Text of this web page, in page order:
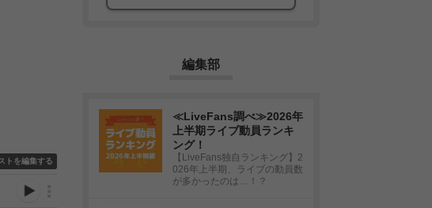
トを編集する
編集部
≪LiveFans調べ≫2026年
上半期ライブ動員ランキ
ング！
【LiveFans独自ランキング】2
026年上半期、ライブの動員数
が多かったのは…！？